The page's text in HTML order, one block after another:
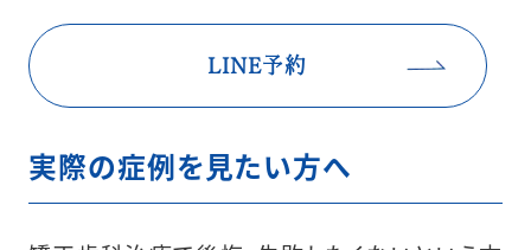
LINE予約
実際の症例を見たい方へ